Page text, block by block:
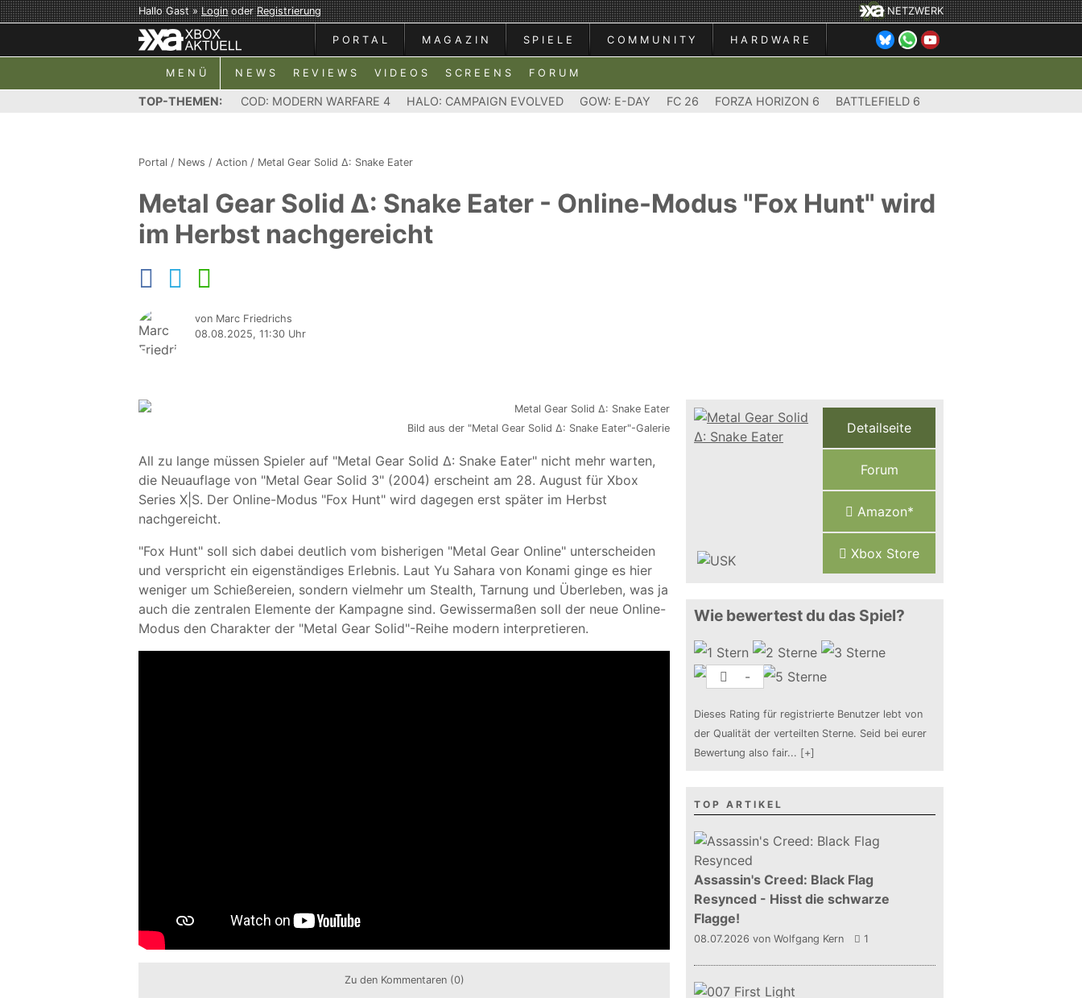
Hallo Gast »LoginoderRegistrierung NETZWERK
PORTAL MAGAZIN SPIELE COMMUNITY HARDWARE
MENÜ NEWS REVIEWS VIDEOS SCREENS FORUM
TOP-THEMEN: COD: MODERN WARFARE 4 HALO: CAMPAIGN EVOLVED GOW: E-DAY FC 26 FORZA HORIZON 6 BATTLEFIELD 6
Portal / News / Action / Metal Gear Solid Δ: Snake Eater
Metal Gear Solid Δ: Snake Eater - Online-Modus "Fox Hunt" wird
im Herbst nachgereicht
von Marc Friedrichs
08.08.2025, 11:30 Uhr
Bild aus der "Metal Gear Solid Δ: Snake Eater"-Galerie
All zu lange müssen Spieler auf "Metal Gear Solid Δ: Snake Eater" nicht mehr warten,
die Neuauflage von "Metal Gear Solid 3" (2004) erscheint am 28. August für Xbox
Series X|S. Der Online-Modus "Fox Hunt" wird dagegen erst später im Herbst
nachgereicht.
"Fox Hunt" soll sich dabei deutlich vom bisherigen "Metal Gear Online" unterscheiden
und verspricht ein eigenständiges Erlebnis. Laut Yu Sahara von Konami ginge es hier
weniger um Schießereien, sondern vielmehr um Stealth, Tarnung und Überleben, was ja
auch die zentralen Elemente der Kampagne sind. Gewissermaßen soll der neue Online-
Modus den Charakter der "Metal Gear Solid"-Reihe modern interpretieren.
Zu den Kommentaren (0)
Detailseite
Forum
Amazon*
Xbox Store
Wie bewertest du das Spiel?
-
Dieses Rating für registrierte Benutzer lebt von
der Qualität der verteilten Sterne. Seid bei eurer
Bewertung also fair... [+]
TOP ARTIKEL
Assassin's Creed: Black Flag
Resynced - Hisst die schwarze
Flagge!
08.07.2026 von Wolfgang Kern 1